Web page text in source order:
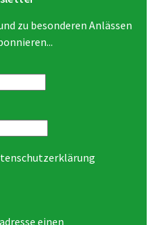
zu besonderen Anlässen
einen